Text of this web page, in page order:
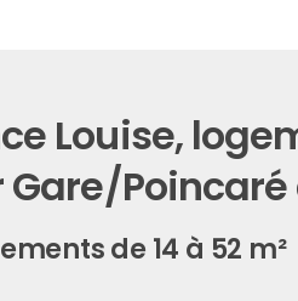
Louise,
de 14 à 52 m²